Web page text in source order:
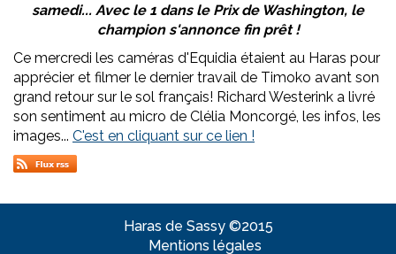
samedi... Avec le 1 dans le Prix de Washington, le
champion s'annonce fin prêt !
Ce mercredi les caméras d'Equidia étaient au Haras pour
apprécier et filmer le dernier travail de Timoko avant son
grand retour sur le sol français! Richard Westerink a livré
son sentiment au micro de Clélia Moncorgé, les infos, les
images... C'est en cliquant sur ce lien !
Haras de Sassy ©2015
Mentions légales